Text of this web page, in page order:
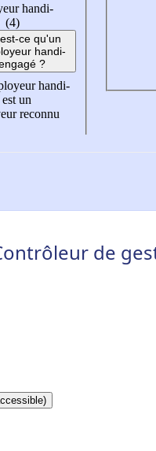
handi-
(4)
ce qu'un
handi-
?
handi-
un
reconnu
de